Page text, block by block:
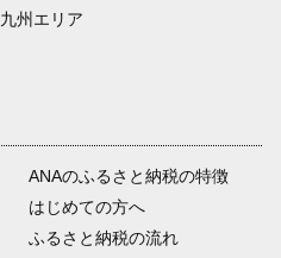
九州エリア
ANAのふるさと納税の特徴
はじめての方へ
ふるさと納税の流れ